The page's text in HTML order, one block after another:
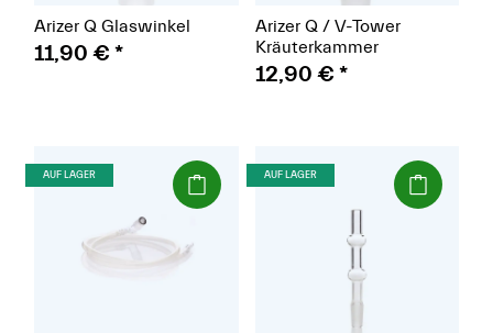
Arizer Q Glaswinkel
11,90 € *
Arizer Q / V-Tower
Kräuterkammer
12,90 € *
AUF LAGER (Paket) AUF LAGER (Paket)